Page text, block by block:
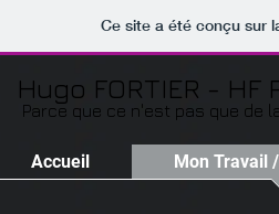
Ce site a été conçu sur
Hugo FORTIER -
Parce que ce n'est pas que de
Accueil Mon Travail